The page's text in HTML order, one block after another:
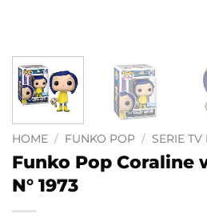
HOME / FUNKO POP / SERIE TV
Funko Pop Coraline
N° 1973